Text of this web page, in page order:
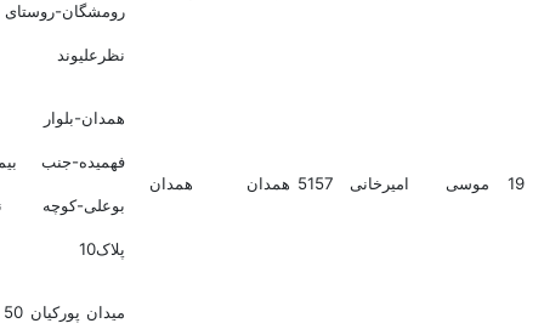
رومشگان-روستای
نظرعلیوند
موسی امیرخانی 5157 همدان
همدان-بلوار شهید
فهمیده-جنب بیمارستان
بوعلی-کوچه نسترن-
میدان پورکیان 50 دستگاه